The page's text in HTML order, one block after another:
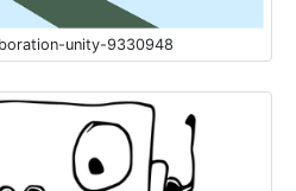
unity-9330948